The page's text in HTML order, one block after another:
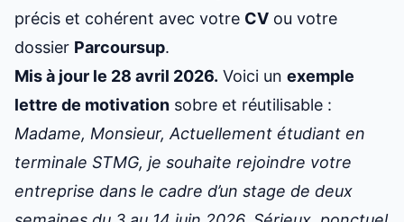
précis et cohérent avec votre CV ou votre
dossier Parcoursup.
Mis à jour le 28 avril 2026. Voici un exemple
lettre de motivation sobre et réutilisable :
Madame, Monsieur, Actuellement étudiant en
terminale STMG, je souhaite rejoindre votre
entreprise dans le cadre d’un stage de deux